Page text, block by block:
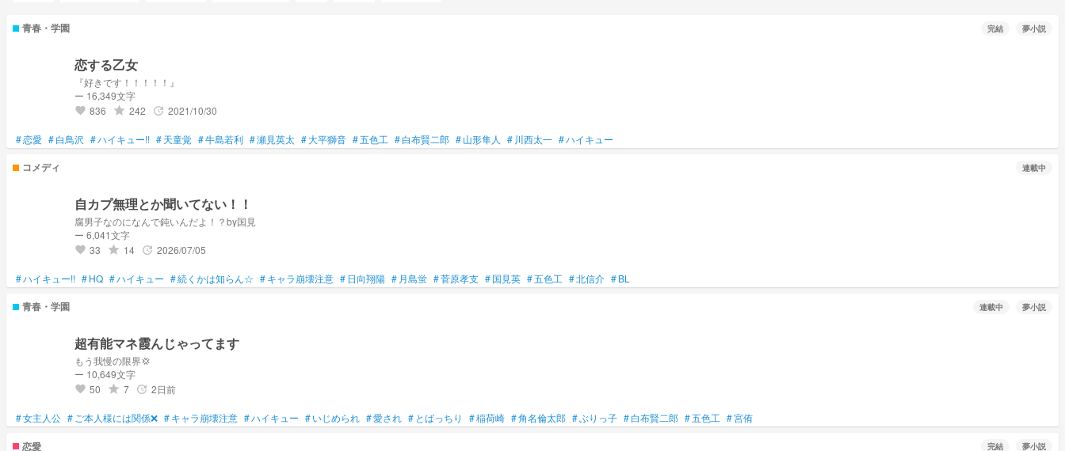
青春・学園 完結 夢小説
恋する乙女
『好きです！！！！！』
ー 16,349文字
favorite 836 grade 242 update 2021/10/30
#恋愛 #白鳥沢 #ハイキュー!! #天童覚 #牛島若利 #瀬見英太 #大平獅音 #五色工 #白布賢二郎 #山形隼人 # 川西太一 #ハイキュー
コメディ 連載中
自カプ無理とか聞いてない！！
腐男子なのになんで鈍いんだよ！？by国見
ー 6,041文字
favorite 33 grade 14 update 2026/07/05
#ハイキュー!! #HQ #ハイキュー #続くかは知らん☆ #キャラ崩壊注意 # 日向翔陽 # 月島蛍 #菅原孝支 #国見英 #五色工 #北信介 #BL
青春・学園 連載中 夢小説
超有能マネ霞んじゃってます
もう我慢の限界💢
ー 10,649文字
favorite 50 grade 7 update 2日前
#女主人公 # ご本人様には関係❌ #キャラ崩壊注意 #ハイキュー #いじめられ #愛され # とばっちり #稲荷崎 #角名倫太郎 #ぶりっ子 #白布賢二郎 #五色工 #宮侑
恋愛 完結 夢小説